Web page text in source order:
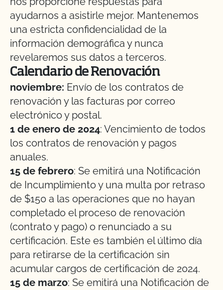
ayudarnos a asistirle mejor. Mantenemos
una estricta confidencialidad de la
información demográfica y nunca
revelaremos sus datos a terceros.
Calendario de Renovación
noviembre: Envío de los contratos de
renovación y las facturas por correo
electrónico y postal.
1 de enero de 2024: Vencimiento de todos
los contratos de renovación y pagos
anuales.
15 de febrero: Se emitirá una Notificación
de Incumplimiento y una multa por retraso
de $150 a las operaciones que no hayan
completado el proceso de renovación
(contrato y pago) o renunciado a su
certificación. Este es también el último día
para retirarse de la certificación sin
acumular cargos de certificación de 2024.
15 de marzo: Se emitirá una Notificación de